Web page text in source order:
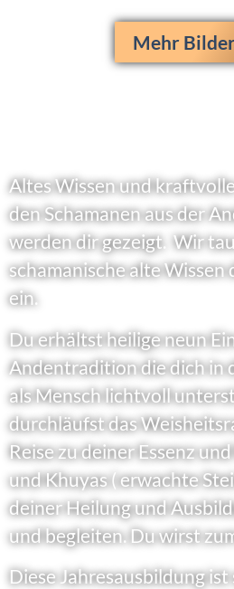
Mehr
Altes Wissen und
den Schamanen aus der
werden dir gezeigt. Wir
schamanische alte Wissen
ein.
Du erhältst heilige neun
Andentradition die dich in
als Mensch lichtvoll
durchläufst das
Reise zu deiner Essenz
und Khuyas ( erwachte
deiner Heilung und
und begleiten. Du wirst
Diese Jahresausbildung